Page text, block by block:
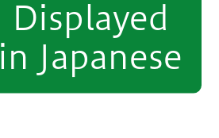
Displayed
in Japanese